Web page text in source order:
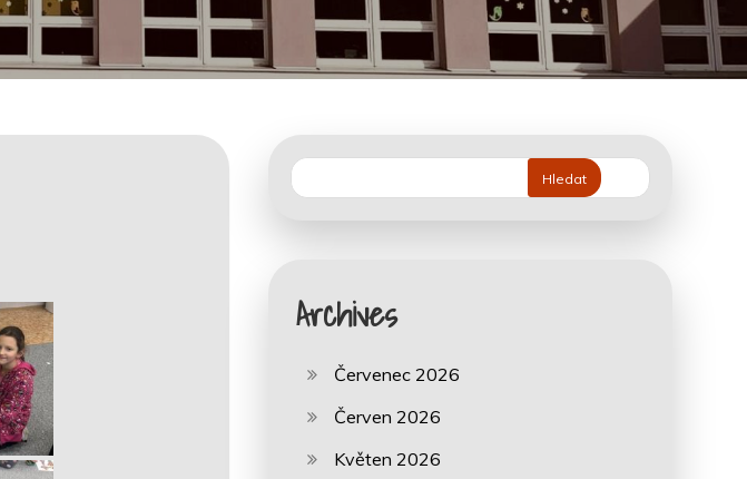
Hledat
Archives
Červenec 2026
Červen 2026
Květen 2026